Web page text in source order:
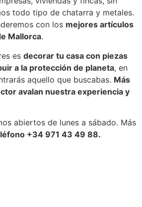
todo tipo de chatarra y metales.
con los mejores artículos
Mallorca.
es decorar tu casa con piezas
a la protección de planeta, en
aquello que buscabas. Más
avalan nuestra experiencia y
abiertos de lunes a sábado. Más
+34 971 43 49 88.